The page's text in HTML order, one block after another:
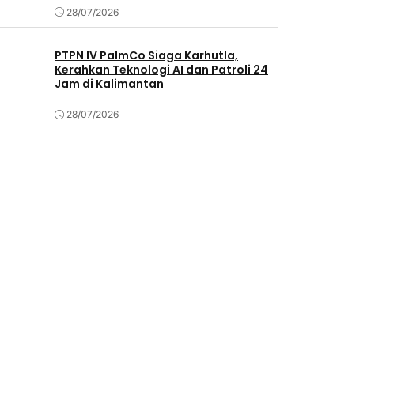
28/07/2026
PTPN IV PalmCo Siaga Karhutla,
Kerahkan Teknologi AI dan Patroli 24
Jam di Kalimantan
28/07/2026